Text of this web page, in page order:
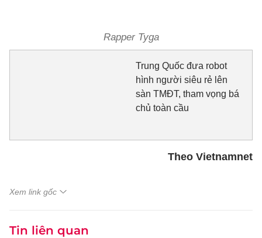
Rapper Tyga
Trung Quốc đưa robot
hình người siêu rẻ lên
sàn TMĐT, tham vọng bá
chủ toàn cầu
Theo Vietnamnet
Xem link gốc
Tin liên quan